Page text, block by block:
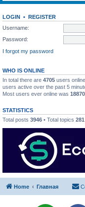
LOGIN • REGISTER
Username:
Password:
I forgot my password
WHO IS ONLINE
In total there are 4705 users
users active over the past 5
Most users ever online was 18870
STATISTICS
Total posts 3946 • Total topics 281
Home Главная